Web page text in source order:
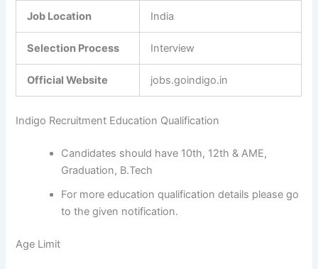
Job Location India
Selection Process Interview
Official Website jobs.goindigo.in
Indigo Recruitment Education Qualification
Candidates should have 10th, 12th & AME,
Graduation, B.Tech
For more education qualification details please go
to the given notification.
Age Limit